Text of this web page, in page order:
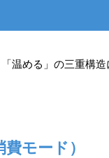
温める」の三重構
モード）